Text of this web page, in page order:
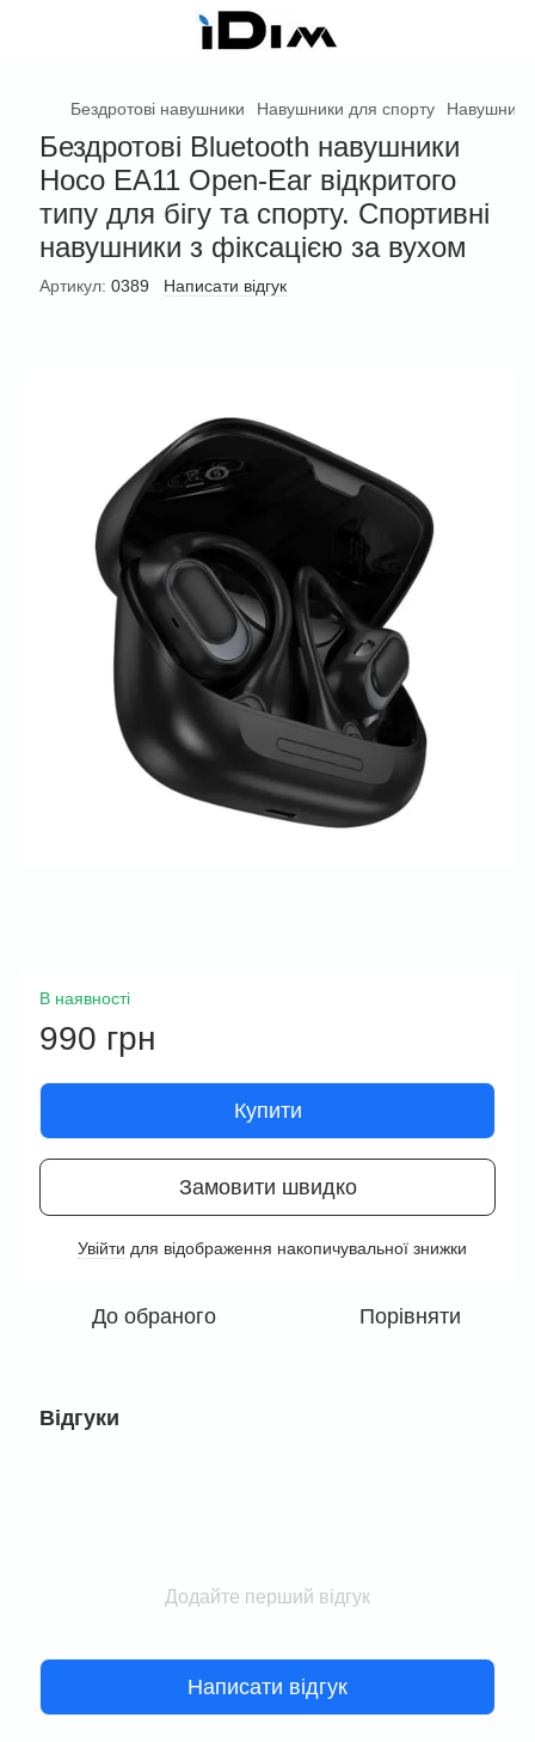
Бездротові навушники Навушники для спорту
Бездротові Bluetooth навушники
Hoco EA11 Open-Ear відкритого
типу для бігу та спорту. Спортивні
навушники з фіксацією за вухом
Артикул: 0389 Написати відгук
В наявності
990 грн
Купити
Замовити швидко
Увійти для відображення накопичувальної знижки
До обраного Порівняти
Відгуки
Додайте перший відгук
Написати відгук